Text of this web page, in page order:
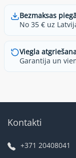
Bezmaksas
No 35 € uz
Viegla
Garantija un
Kontakti
+371 20408041